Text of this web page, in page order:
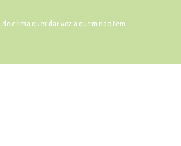
clima quer dar voz a quem não tem